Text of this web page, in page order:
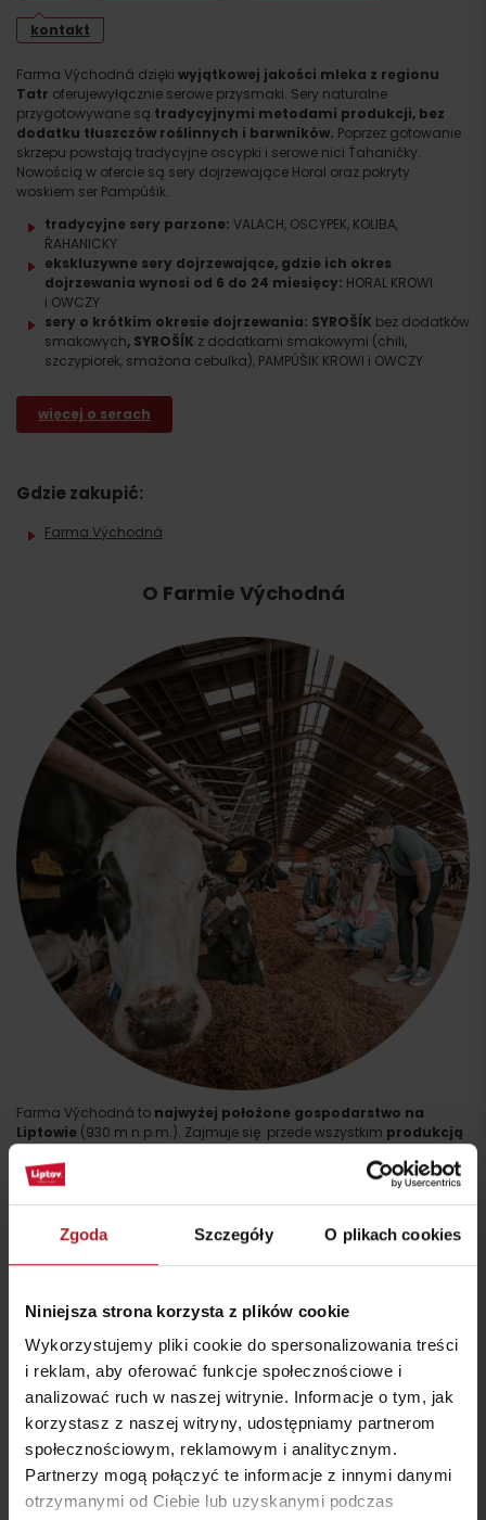
Zgoda Szczegóły O plikach cookies
Niniejsza strona korzysta z plików cookie
Wykorzystujemy pliki cookie do spersonalizowania treści
i reklam, aby oferować funkcje społecznościowe i
analizować ruch w naszej witrynie. Informacje o tym, jak
korzystasz z naszej witryny, udostępniamy partnerom
społecznościowym, reklamowym i analitycznym.
Partnerzy mogą połączyć te informacje z innymi danymi
otrzymanymi od Ciebie lub uzyskanymi podczas
kontakt
Farma Východná dzięki wyjątkowej jakości mleka z regionu
Tatr oferujewyłącznie serowe przysmaki. Sery naturalne
przygotowywane są tradycyjnymi metodami produkcji, bez
dodatku tłuszczów roślinnych i barwników. Poprzez gotowanie
skrzepu powstają tradycyjne oscypki i serowe nici Ťahaničky.
Nowością w ofercie są sery dojrzewające Horal oraz pokryty
woskiem ser Pampúšik.
tradycyjne sery parzone: VALACH, OSCYPEK, KOLIBA,
ŘAHANICKY
ekskluzywne sery dojrzewające, gdzie ich okres
dojrzewania wynosi od 6 do 24 miesięcy: HORAL KROWI
i OWCZY
sery o krótkim okresie dojrzewania: SYROŠÍK bez dodatków
smakowych, SYROŠÍK z dodatkami smakowymi (chili,
szczypiorek, smażona cebulka), PAMPÚŠIK KROWI i OWCZY
więcej o serach
Gdzie zakupić:
Farma Východná
O Farmie Východná
Farma Východná to najwyżej położone gospodarstwo na
Liptowie (930 m n.p.m.). Zajmuje się przede wszystkim produkcją
z mleka krowiego i owczego, które są przygotowywane tradycyjnymi
metodami. Farma oferuje możliwość
zwiedzania gospodarstwa
rolnego iplantacji ziółwraz zprzewodnikiem.
Kontakt
farmavychodna.sk
farmavychodna.sk
farmavychodna.sk
Przyjazd